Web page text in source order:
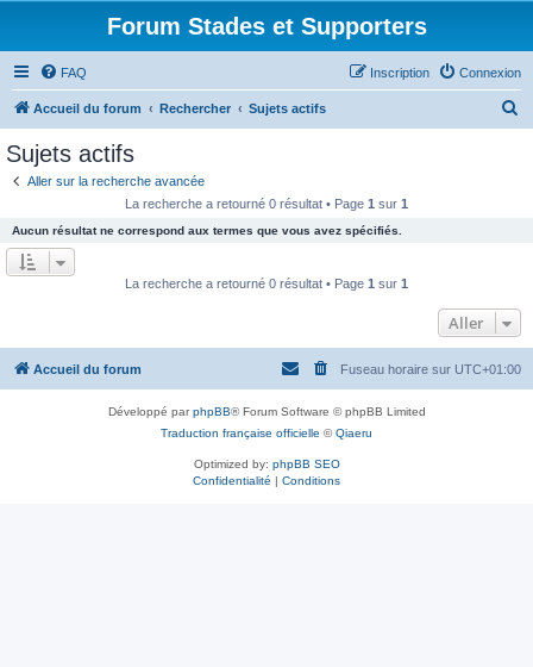
Forum Stades et Supporters
FAQ Connexion
Inscription
Accueil du forum Rechercher Sujets actifs
e
r
Sujets actifs
Aller sur la recherche avancée
La recherche a retourné 0 résultat • Page 1 sur 1
Aucun résultat ne correspond aux termes que vous avez spécifiés.
La recherche a retourné 0 résultat • Page 1 sur 1
Aller
Accueil du forum Fuseau horaire sur UTC+01:00
Développé parphpBB® Forum Software © phpBB Limited
Traduction française officielle ©Qiaeru
Optimized by: phpBB SEO
Confidentialité | Conditions